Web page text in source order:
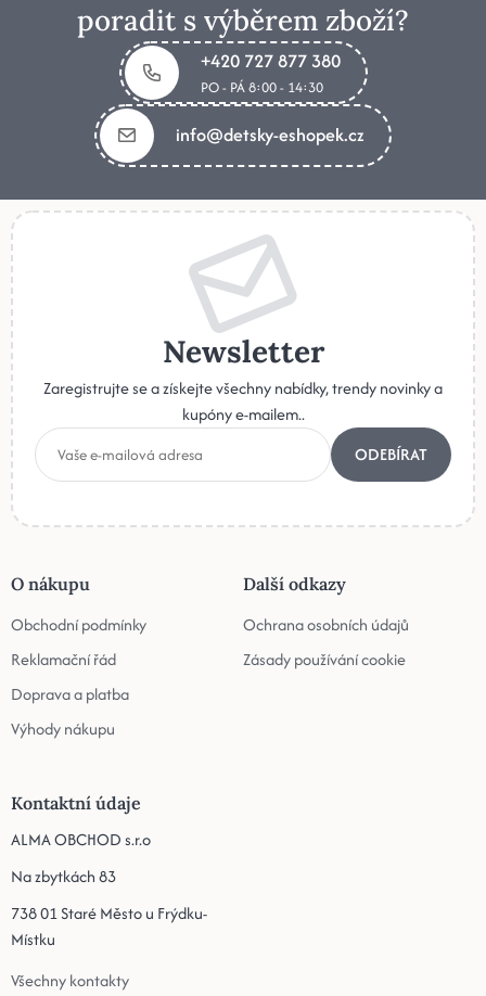
poradit s výběrem zboží?
+420 727 877 380
PO - PÁ 8:00 - 14:30
info@detsky-eshopek.cz
Newsletter
Zaregistrujte se a získejte všechny nabídky, trendy novinky a
kupóny e-mailem..
ODEBÍRAT
O nákupu
Obchodní podmínky
Reklamační řád
Doprava a platba
Výhody nákupu
Další odkazy
Ochrana osobních údajů
Zásady používání cookie
Kontaktní údaje
ALMA OBCHOD s.r.o
Na zbytkách 83
738 01 Staré Město u Frýdku-
Místku
Všechny kontakty